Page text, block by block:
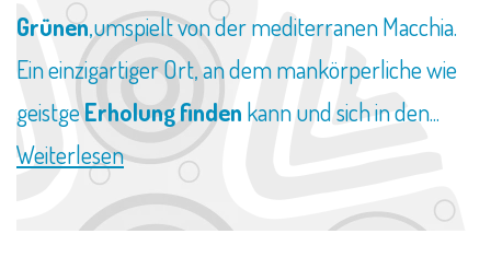
Grünen,umspielt von der mediterranen Macchia.
Ein einzigartiger Ort, an dem mankörperliche wie
geistgeErholung finden kann und sich in den...
Weiterlesen